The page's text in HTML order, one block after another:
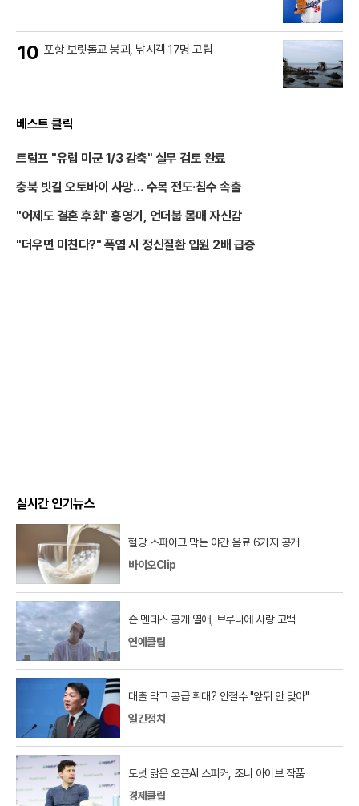
10 포항 보릿돌교 붕괴, 낚시객 17명 고립
베스트 클릭
트럼프 "유럽 미군 1/3 감축" 실무 검토 완료
충북 빗길 오토바이 사망… 수목 전도·침수 속출
"어제도 결혼 후회" 홍영기, 언더붑 몸매 자신감
"더우면 미친다?" 폭염 시 정신질환 입원 2배 급증
실시간 인기뉴스
혈당 스파이크 막는 야간 음료 6가지 공개
바이오Clip
숀 멘데스 공개 열애, 브루나에 사랑 고백
연예클립
대출 막고 공급 확대? 안철수 "앞뒤 안 맞아"
일간정치
도넛 닮은 오픈AI 스피커, 조니 아이브 작품
경제클립